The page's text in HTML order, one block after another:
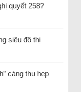
quyết 258?
siêu đô thị
càng thu hẹp